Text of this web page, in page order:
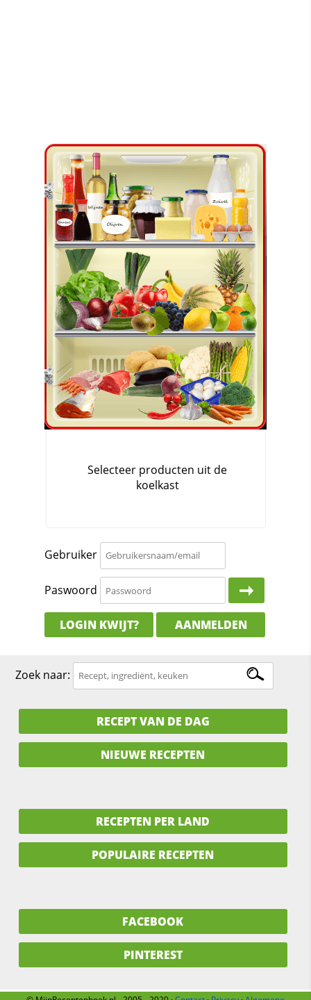
Gebruiker
Paswoord
LOGIN KWIJT? AANMELDEN
Zoek naar:
RECEPT VAN DE DAG
NIEUWE RECEPTEN
RECEPTEN PER LAND
POPULAIRE RECEPTEN
FACEBOOK
PINTEREST